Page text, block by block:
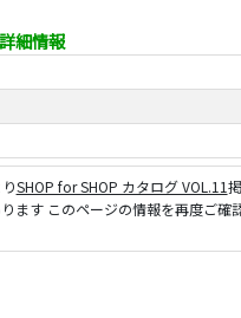
細情報
SHOP for SHOP カタログ VOL.11
ます このページの情報を再度ご確